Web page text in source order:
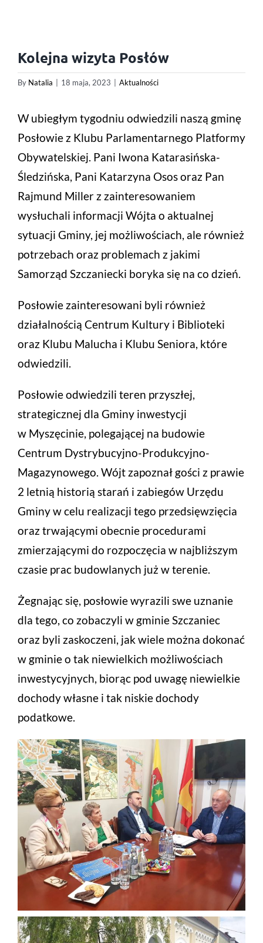
Kolejna wizyta Posłów
By Natalia 18 maja, 2023 Aktualności
W ubiegłym tygodniu odwiedzili naszą gminę
Posłowie z Klubu Parlamentarnego Platformy
Obywatelskiej. Pani Iwona Katarasińska-
Śledzińska, Pani Katarzyna Osos oraz Pan
Rajmund Miller z zainteresowaniem
wysłuchali informacji Wójta o aktualnej
sytuacji Gminy, jej możliwościach, ale również
potrzebach oraz problemach z jakimi
Samorząd Szczaniecki boryka się na co dzień.
Posłowie zainteresowani byli również
działalnością Centrum Kultury i Biblioteki
oraz Klubu Malucha i Klubu Seniora, które
odwiedzili.
Posłowie odwiedzili teren przyszłej,
strategicznej dla Gminy inwestycji
w Myszęcinie, polegającej na budowie
Centrum Dystrybucyjno-Produkcyjno-
Magazynowego. Wójt zapoznał gości z prawie
2 letnią historią starań i zabiegów Urzędu
Gminy w celu realizacji tego przedsięwzięcia
oraz trwającymi obecnie procedurami
zmierzającymi do rozpoczęcia w najbliższym
czasie prac budowlanych już w terenie.
Żegnając się, posłowie wyrazili swe uznanie
dla tego, co zobaczyli w gminie Szczaniec
oraz byli zaskoczeni, jak wiele można dokonać
w gminie o tak niewielkich możliwościach
inwestycyjnych, biorąc pod uwagę niewielkie
dochody własne i tak niskie dochody
podatkowe.